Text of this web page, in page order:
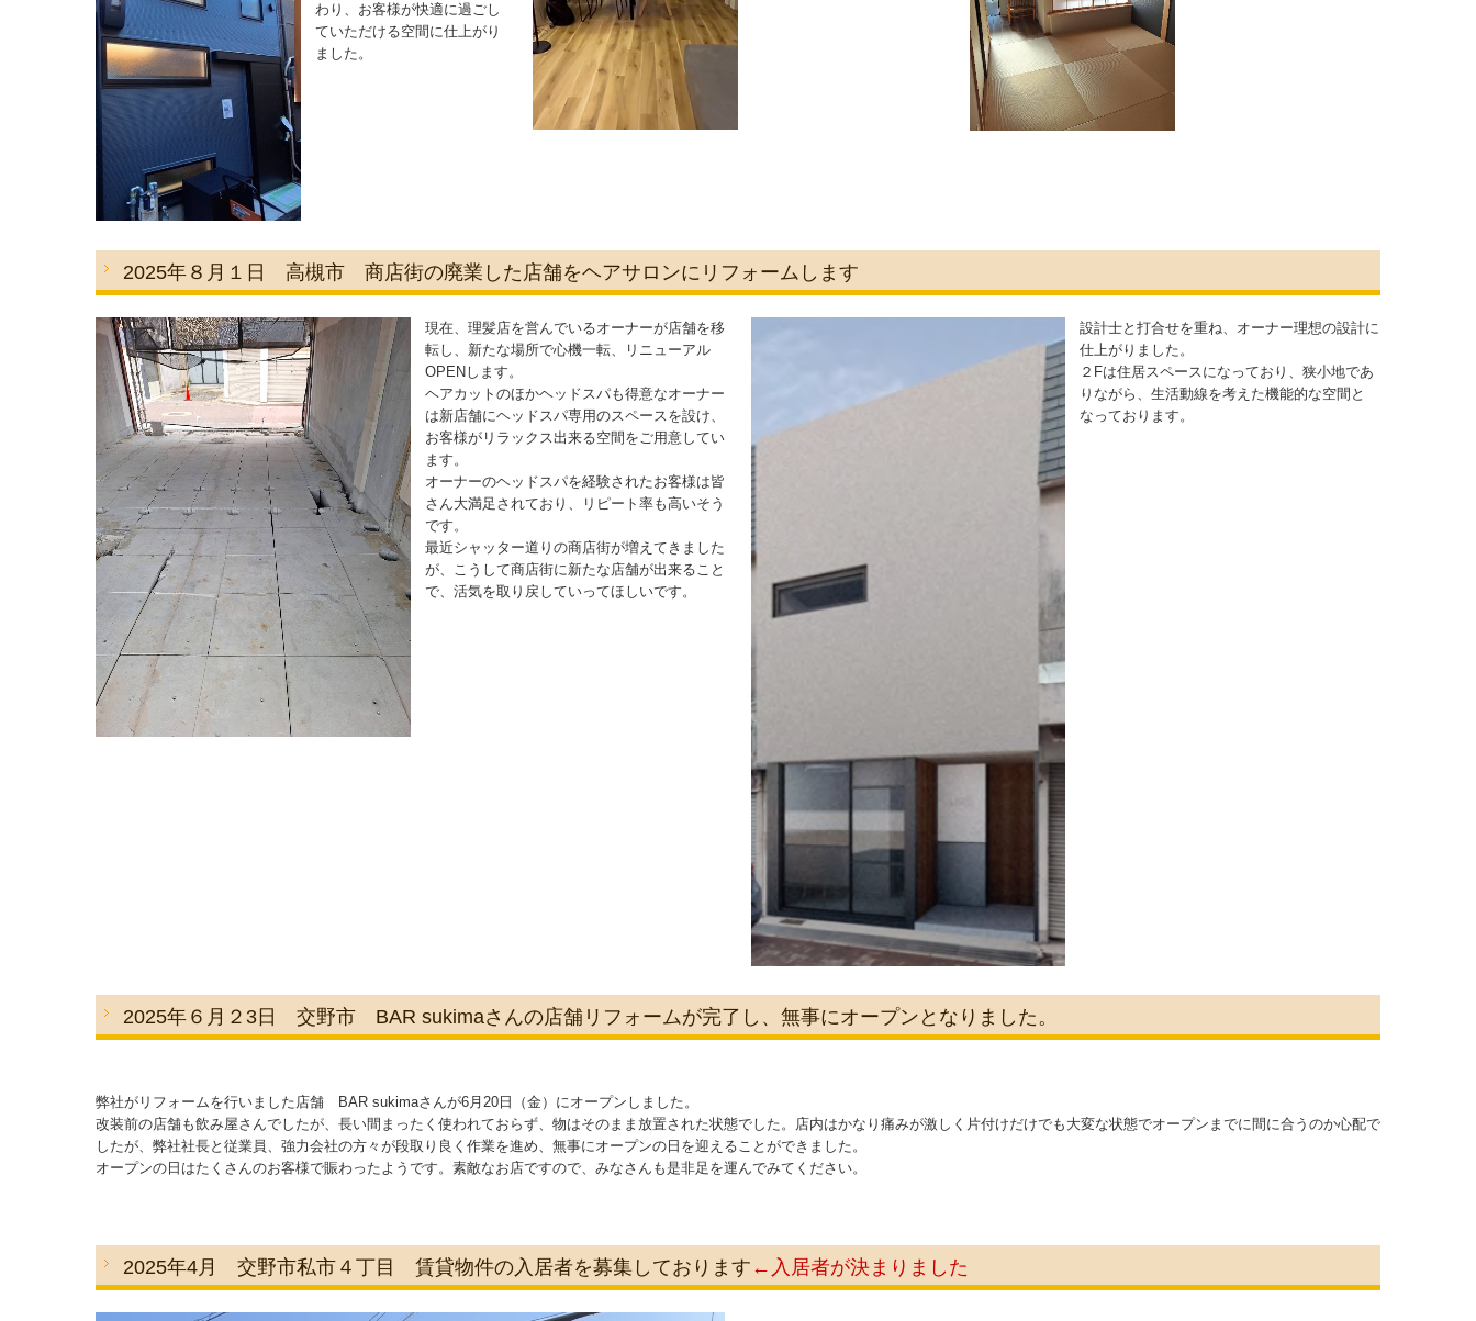
わり、お客様が快適に過ごし
ていただける空間に仕上がり
ました。
2025年８月１日 高槻市 商店街の廃業した店舗をヘアサロンにリフォームします
現在、理髪店を営んでいるオーナーが店舗を移
転し、新たな場所で心機一転、リニューアル
OPENします。
ヘアカットのほかヘッドスパも得意なオーナー
は新店舗にヘッドスパ専用のスペースを設け、
お客様がリラックス出来る空間をご用意してい
ます。
オーナーのヘッドスパを経験されたお客様は皆
さん大満足されており、リピート率も高いそう
です。
最近シャッター道りの商店街が増えてきました
が、こうして商店街に新たな店舗が出来ること
で、活気を取り戻していってほしいです。
設計士と打合せを重ね、オーナー理想の設計に
仕上がりました。
２Fは住居スペースになっており、狭小地であ
りながら、生活動線を考えた機能的な空間と
なっております。
2025年６月２3日 交野市 BAR sukimaさんの店舗リフォームが完了し、無事にオープンとなりました。
弊社がリフォームを行いました店舗 BAR sukimaさんが6月20日（金）にオープンしました。
改装前の店舗も飲み屋さんでしたが、長い間まったく使われておらず、物はそのまま放置された状態でした。店内はかなり痛みが激しく片付けだけでも大変な状態でオープンまでに間に合うのか心配で
したが、弊社社長と従業員、強力会社の方々が段取り良く作業を進め、無事にオープンの日を迎えることができました。
オープンの日はたくさんのお客様で賑わったようです。素敵なお店ですので、みなさんも是非足を運んでみてください。
2025年4月 交野市私市４丁目 賃貸物件の入居者を募集しております ←入居者が決まりました